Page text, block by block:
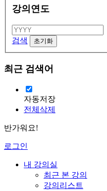
강의연도
검색
최근 검색어
자동저장
전체삭제
반가워요!
로그인
내 강의실
최근 본 강의
강의리스트